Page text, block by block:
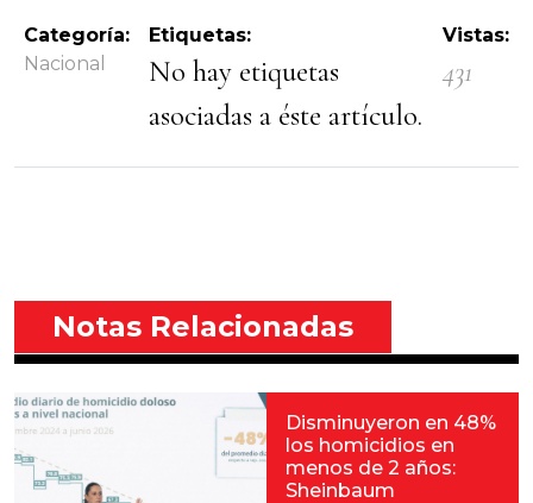
Categoría:
Nacional
Etiquetas:
No hay etiquetas
asociadas a éste artículo.
Vistas:
431
Notas Relacionadas
Disminuyeron en 48%
los homicidios en
menos de 2 años:
Sheinbaum